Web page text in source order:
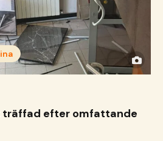
träffad efter omfattande